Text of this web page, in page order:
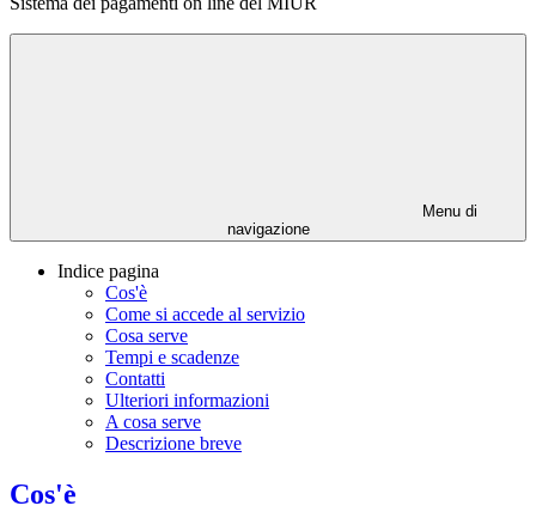
Menu di
navigazione
Indice pagina
Cos'è
Come si accede al servizio
Cosa serve
Tempi e scadenze
Contatti
Ulteriori informazioni
A cosa serve
Descrizione breve
Cos'è